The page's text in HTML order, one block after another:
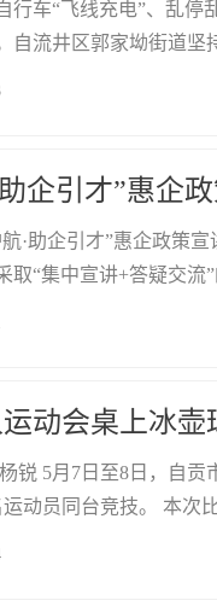
行车“飞线充电”、乱
自流井区郭家坳街道坚
助企引才”惠
航·助企引才”惠企政策
取“集中宣讲+答疑交
动会桌上冰
锐 5月7日至8日，自
运动员同台竞技。 本次